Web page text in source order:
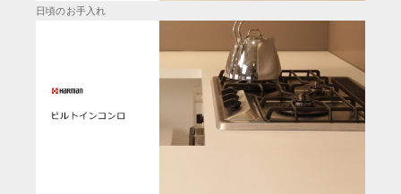
日頃のお手入れ